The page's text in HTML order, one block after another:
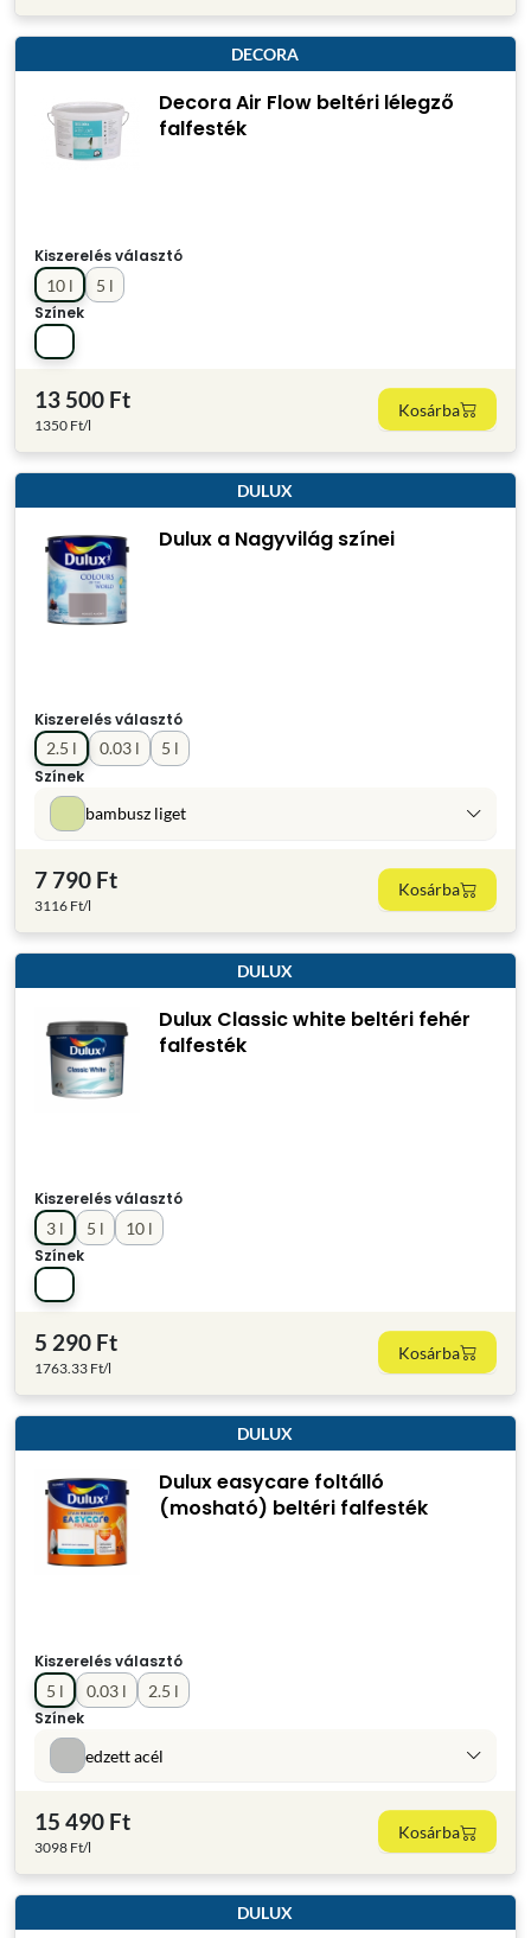
DECORA
Decora Air Flow beltéri lélegző
falfesték
Kiszerelés választó
5 l
10 l
Színek
13 500 Ft
1350 Ft/l
Kosárba
DULUX
Dulux a Nagyvilág színei
Kiszerelés választó
0.03 l
2.5 l
5 l
Színek
bambusz liget
7 790 Ft
3116 Ft/l
Kosárba
DULUX
Dulux Classic white beltéri fehér
falfesték
Kiszerelés választó
3 l
5 l
10 l
Színek
5 290 Ft
1763.33 Ft/l
Kosárba
DULUX
Dulux easycare foltálló
(mosható) beltéri falfesték
Kiszerelés választó
0.03 l
2.5 l
5 l
Színek
edzett acél
15 490 Ft
3098 Ft/l
Kosárba
DULUX